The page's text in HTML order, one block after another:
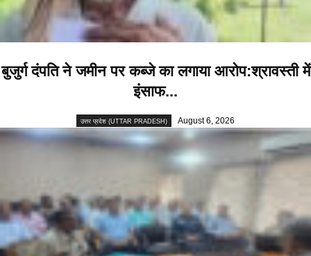
बुजुर्ग दंपति ने जमीन पर कब्जे का लगाया आरोप:श्रावस्ती में
इंसाफ...
उत्तर प्रदेश (UTTAR PRADESH) August 6, 2026